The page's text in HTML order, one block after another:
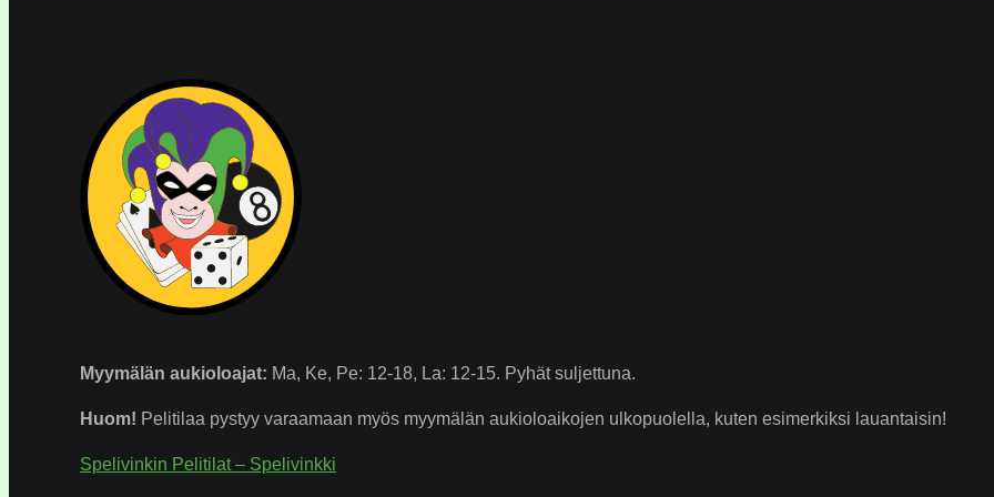
Myymälän aukioloajat: Ma, Ke, Pe: 12-18, La: 12-15. Pyhät suljettuna.
Huom! Pelitilaa pystyy varaamaan myös myymälän aukioloaikojen ulkopuolella, kuten esimerkiksi lauantaisin!
Spelivinkin Pelitilat – Spelivinkki